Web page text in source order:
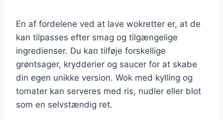
En af fordelene ved at lave wokretter er, at de
kan tilpasses efter smag og tilgængelige
ingredienser. Du kan tilføje forskellige
grøntsager, krydderier og saucer for at skabe
din egen unikke version. Wok med kylling og
tomater kan serveres med ris, nudler eller blot
som en selvstændig ret.